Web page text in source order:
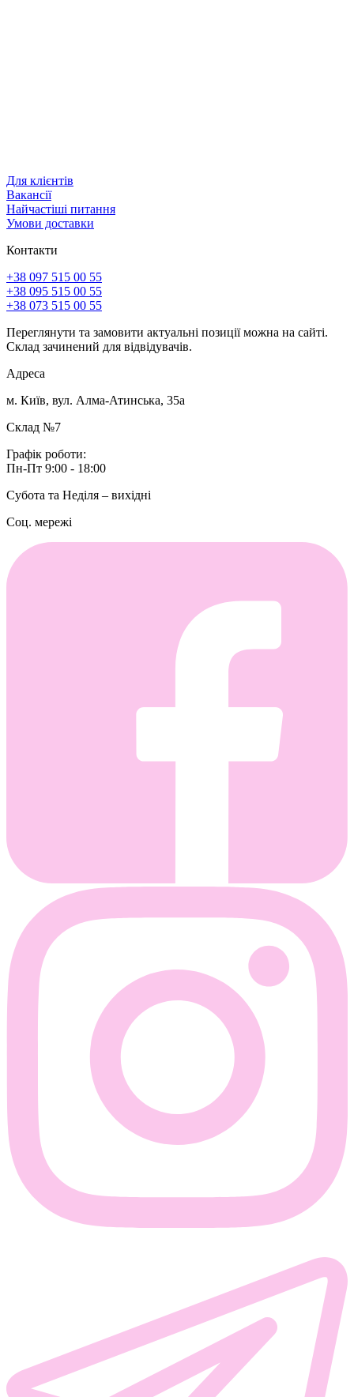
Для клієнтів
Вакансії
Найчастіші питання
Умови доставки
Контакти
+38 097 515 00 55
+38 095 515 00 55
+38 073 515 00 55
Переглянути та замовити актуальні позиції можна на сайті.
Склад зачинений для відвідувачів.
Адреса
м. Київ, вул. Алма-Атинська, 35а
Склад №7
Графік роботи:
Пн-Пт 9:00 - 18:00
Субота та Неділя – вихідні
Соц. мережі